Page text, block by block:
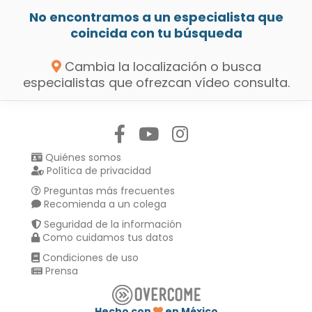
No encontramos a un especialista que
coincida con tu búsqueda
Cambia la localización o busca
especialistas que ofrezcan vídeo consulta.
Quiénes somos
Política de privacidad
Preguntas más frecuentes
Recomienda a un colega
Seguridad de la información
Como cuidamos tus datos
Condiciones de uso
Prensa